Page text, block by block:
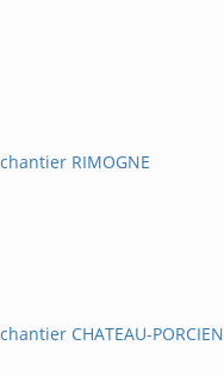
RIMOGNE
CHATEAU-PORCIEN